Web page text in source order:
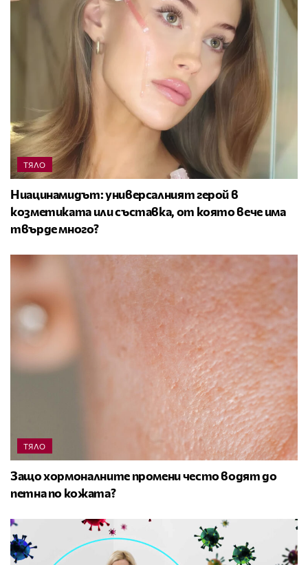
ТЯЛО
Ниацинамидът: универсалният герой в
козметиката или съставка, от която вече има
твърде много?
ТЯЛО
Защо хормоналните промени често водят до
петна по кожата?